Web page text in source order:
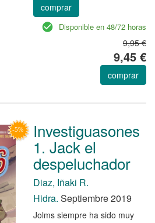
comprar
Disponible en 48/72 horas
9,95 €
9,45 €
comprar
Investiguasones
1. Jack el
despeluchador
Diaz, Iñaki R.
Hidra. Septiembre 2019
Jolms siempre ha sido muy